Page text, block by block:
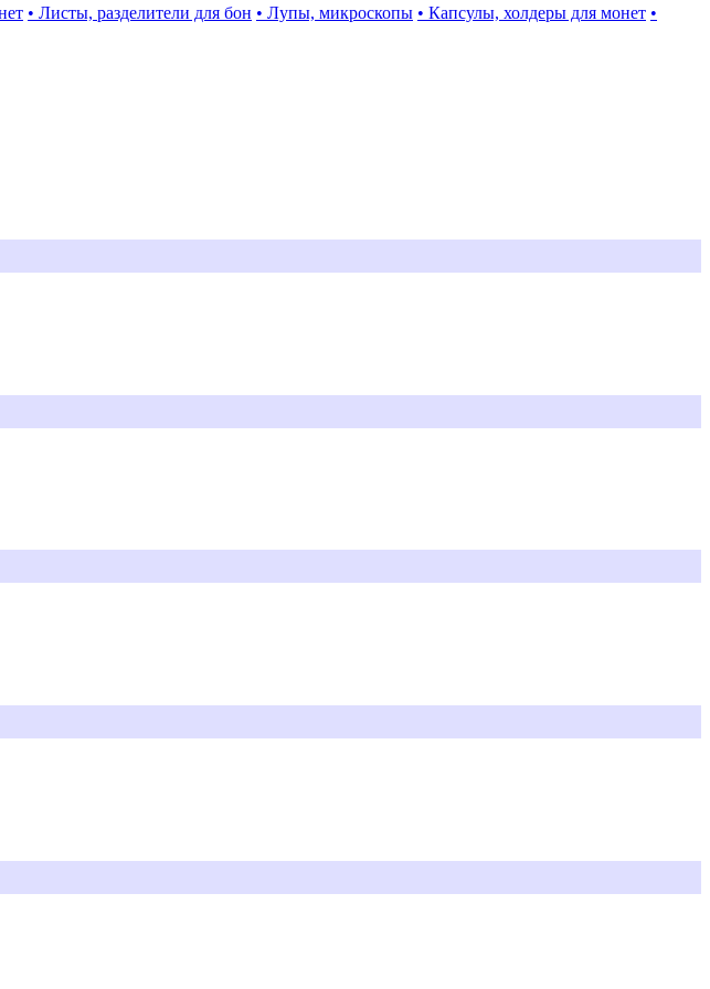
• Листы, разделители для бон • Лупы, микроскопы • Капсулы, холдеры для монет •